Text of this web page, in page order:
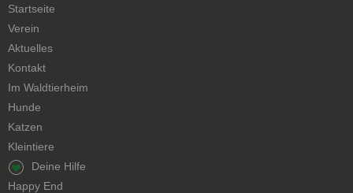
Navigation
überspringen
Startseite
Verein
Aktuelles
Kontakt
Navigation
überspringen
Im Waldtierheim
Hunde
Katzen
Kleintiere
Navigation
überspringen
Deine Hilfe
Happy End